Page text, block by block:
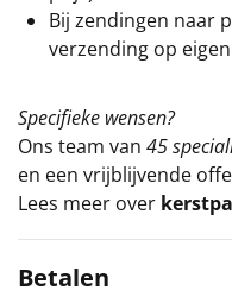
Bij zendingen naar
verzending op
Specifieke wensen?
Ons team van 45
en een vrijblijvende
Lees meer over
Betalen